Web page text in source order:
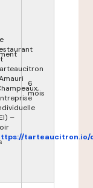
–
tarteaucitron.io/
6
mois